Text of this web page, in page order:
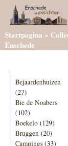
Startpagina »
Enschede
Bejaardenhuizen
(27)
Bie de Noabers
(102)
Boekelo (129)
Bruggen (20)
Campings (33)